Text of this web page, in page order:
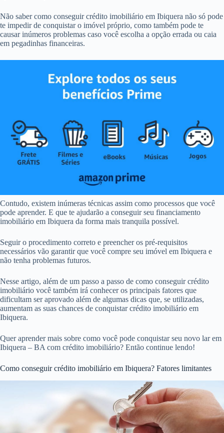
Não saber como conseguir crédito imobiliário em Ibiquera não só pode
te impedir de conquistar o imóvel próprio, como também pode te
causar inúmeros problemas caso você escolha a opção errada ou caia
em pegadinhas financeiras.
Contudo, existem inúmeras técnicas assim como processos que você
pode aprender. E que te ajudarão a conseguir seu financiamento
imobiliário em Ibiquera da forma mais tranquila possível.
Seguir o procedimento correto e preencher os pré-requisitos
necessários vão garantir que você compre seu imóvel em Ibiquera e
não tenha problemas futuros.
Nesse artigo, além de um passo a passo de como conseguir crédito
imobiliário você também irá conhecer os principais fatores que
dificultam ser aprovado além de algumas dicas que, se utilizadas,
aumentam as suas chances de conquistar crédito imobiliário em
Ibiquera.
Quer aprender mais sobre como você pode conquistar seu novo lar em
Ibiquera – BA com crédito imobiliário? Então continue lendo!
Como conseguir crédito imobiliário em Ibiquera? Fatores limitantes